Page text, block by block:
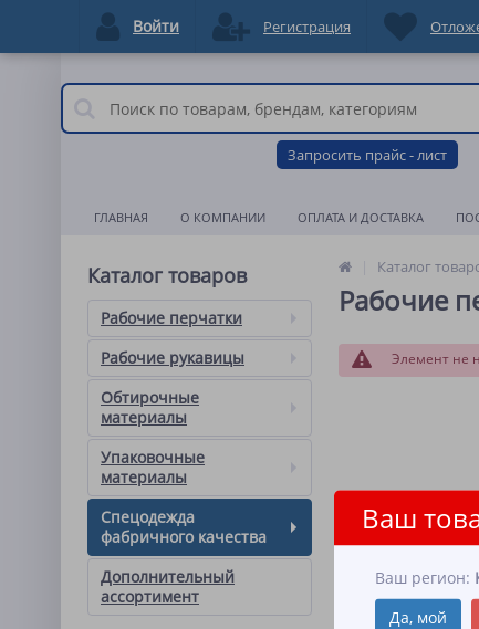
Запросить прайс - лист
Ваш
Ваш регион:
Да, мой
ГЛАВНАЯ О КОМПАНИИ ОПЛАТА И ДОСТАВКА
Каталог товаров
Рабочие перчатки
Рабочие рукавицы
Обтирочные
материалы
Упаковочные
материалы
Спецодежда
фабричного качества
Дополнительный
ассортимент
Каталог
Рабочие
Элемент не
Войти Регистрация